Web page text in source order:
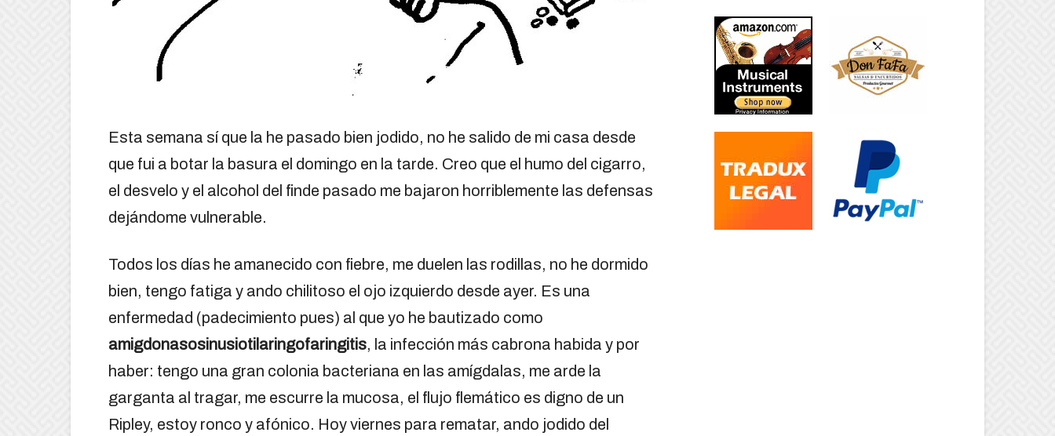
Esta semana sí que la he pasado bien jodido, no he salido de mi casa desde
que fui a botar la basura el domingo en la tarde. Creo que el humo del cigarro,
el desvelo y el alcohol del finde pasado me bajaron horriblemente las defensas
dejándome vulnerable.
Todos los días he amanecido con fiebre, me duelen las rodillas, no he dormido
bien, tengo fatiga y ando chilitoso el ojo izquierdo desde ayer. Es una
enfermedad (padecimiento pues) al que yo he bautizado como
amigdonasosinusiotilaringofaringitis, la infección más cabrona habida y por
haber: tengo una gran colonia bacteriana en las amígdalas, me arde la
garganta al tragar, me escurre la mucosa, el flujo flemático es digno de un
Ripley, estoy ronco y afónico. Hoy viernes para rematar, ando jodido del